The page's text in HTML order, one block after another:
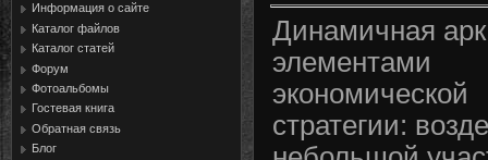
Информация о сайте
Каталог файлов
Каталог статей
Форум
Фотоальбомы
Гостевая книга
Обратная связь
Блог
Динамичная
элементами
экономической
стратегии: